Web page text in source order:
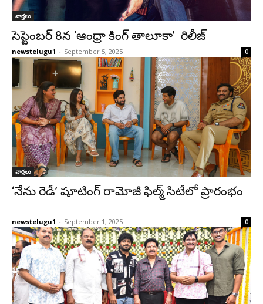
వార్తలు
సెప్టెంబర్ 8న ‘ఆంధ్రా కింగ్ తాలూకా’ రిలీజ్
newstelugu1 - September 5, 2025 0
వార్తలు
‘నేను రెడీ’ షూటింగ్ రామోజీ ఫిల్మ్ సిటీలో ప్రారంభం
newstelugu1 - September 1, 2025 0